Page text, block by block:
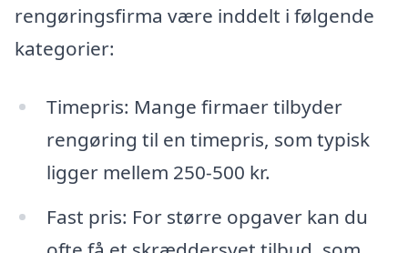
rengøringsfirma være inddelt i følgende
kategorier:
Timepris: Mange firmaer tilbyder
rengøring til en timepris, som typisk
ligger mellem 250-500 kr.
Fast pris: For større opgaver kan du